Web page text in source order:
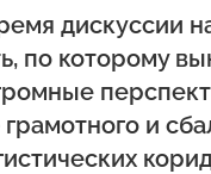
по которому
и